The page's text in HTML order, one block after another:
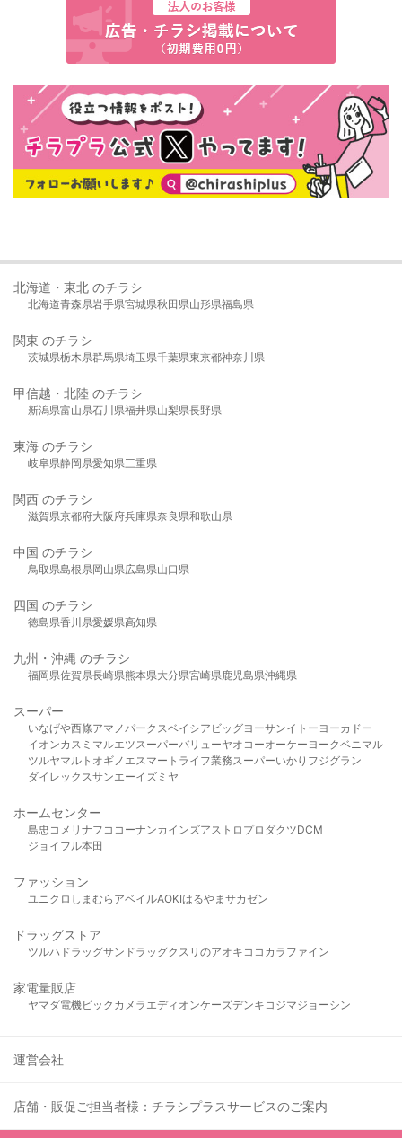
北海道・東北 のチラシ
北海道青森県岩手県宮城県秋田県山形県福島県
関東 のチラシ
茨城県栃木県群馬県埼玉県千葉県東京都神奈川県
甲信越・北陸 のチラシ
新潟県富山県石川県福井県山梨県長野県
東海 のチラシ
岐阜県静岡県愛知県三重県
関西 のチラシ
滋賀県京都府大阪府兵庫県奈良県和歌山県
中国 のチラシ
鳥取県島根県岡山県広島県山口県
四国 のチラシ
徳島県香川県愛媛県高知県
九州・沖縄 のチラシ
福岡県佐賀県長崎県熊本県大分県宮崎県鹿児島県沖縄県
スーパー
いなげや西條アマノパークスベイシア ビッグヨーサンイトーヨーカドー
イオンカスミ マルエツスーパーバリューヤオコーオーケー ヨークベニマル
ツルヤマルト オギノ エスマート ライフ業務スーパーいかり フジグラン
ダイレックスサンエーイズミヤ
ホームセンター
島忠 コメリ ナフコ コーナンカインズアストロプロダクツDCM
ジョイフル本田
ファッション
ユニクロ しまむら アベイルAOKIはるやま サカゼン
ドラッグストア
ツルハドラッグサンドラッグクスリのアオキ ココカラファイン
家電量販店
ヤマダ電機ビックカメラ エディオンケーズデンキ コジマジョーシン
運営会社
店舗・販促ご担当者様：チラシプラスサービスのご案内